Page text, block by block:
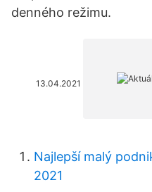
denného režimu.
13.04.2021
Najlepší malý
2021